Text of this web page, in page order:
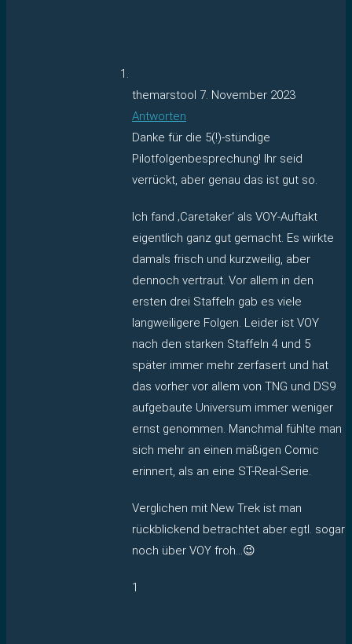
themarstool 7. November 2023
Antworten
Danke für die 5(!)-stündige
Pilotfolgenbesprechung! Ihr seid
verrückt, aber genau das ist gut so.
Ich fand ‚Caretaker‘ als VOY-Auftakt
eigentlich ganz gut gemacht. Es wirkte
damals frisch und kurzweilig, aber
dennoch vertraut. Vor allem in den
ersten drei Staffeln gab es viele
langweiligere Folgen. Leider ist VOY
nach den starken Staffeln 4 und 5
später immer mehr zerfasert und hat
das vorher vor allem von TNG und DS9
aufgebaute Universum immer weniger
ernst genommen. Manchmal fühlte man
sich mehr an einen mäßigen Comic
erinnert, als an eine ST-Real-Serie.
Verglichen mit New Trek ist man
rückblickend betrachtet aber egtl. sogar
noch über VOY froh…😉
1